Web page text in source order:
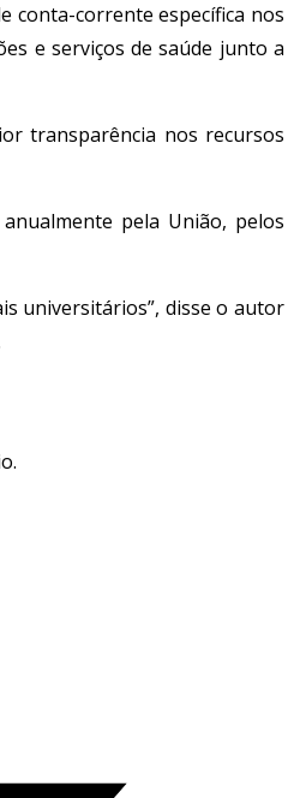
conta-corrente específica nos
e serviços de saúde junto a
transparência nos recursos
pela União, pelos
universitários”, disse o autor